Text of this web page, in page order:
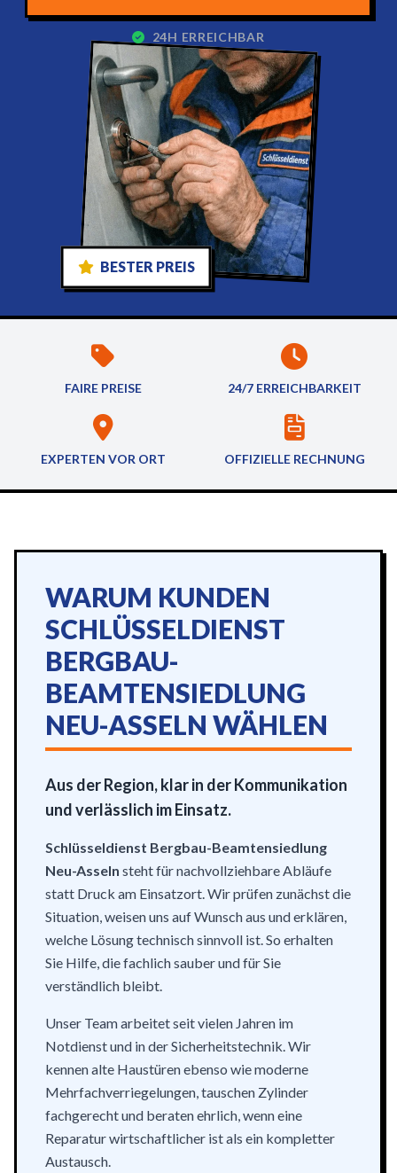
24H ERREICHBAR
BESTER PREIS
FAIRE PREISE 24/7 ERREICHBARKEIT
EXPERTEN VOR ORT OFFIZIELLE RECHNUNG
WARUM KUNDEN
SCHLÜSSELDIENST
BERGBAU-
BEAMTENSIEDLUNG
NEU-ASSELN WÄHLEN
Aus der Region, klar in der Kommunikation
und verlässlich im Einsatz.
Schlüsseldienst Bergbau-Beamtensiedlung
Neu-Asseln steht für nachvollziehbare Abläufe
statt Druck am Einsatzort. Wir prüfen zunächst die
Situation, weisen uns auf Wunsch aus und erklären,
welche Lösung technisch sinnvoll ist. So erhalten
Sie Hilfe, die fachlich sauber und für Sie
verständlich bleibt.
Unser Team arbeitet seit vielen Jahren im
Notdienst und in der Sicherheitstechnik. Wir
kennen alte Haustüren ebenso wie moderne
Mehrfachverriegelungen, tauschen Zylinder
fachgerecht und beraten ehrlich, wenn eine
Reparatur wirtschaftlicher ist als ein kompletter
Austausch.